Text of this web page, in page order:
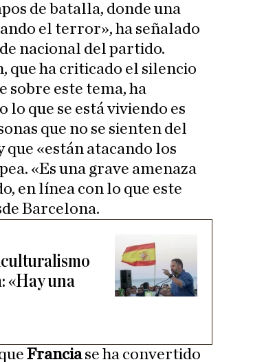
de batalla, donde una
el terror», ha señalado
nacional del partido.
que ha criticado el silencio
sobre este tema, ha
lo que se está viviendo es
que no se sienten del
que «están atacando los
«Es una grave amenaza
en línea con lo que este
Barcelona.
«Hay una
Franciase ha convertido